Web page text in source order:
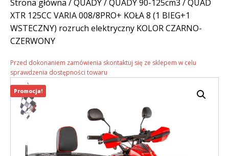
Strona główna /QUADY/QUADY 90-125cm3 / QUAD
XTR 125CC VARIA 008/8PRO+ KOŁA 8 (1 BIEG+1
WSTECZNY) rozruch elektryczny KOLOR CZARNO-
CZERWONY
Przed dokonaniem zamówienia skontaktuj się ze sklepem w celu
sprawdzenia dostępności towaru
Promocja!